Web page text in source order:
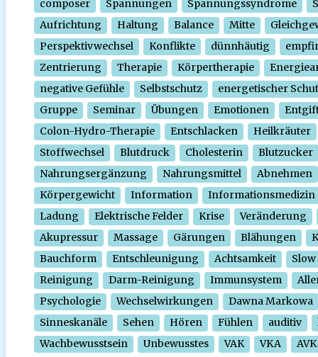
composer Spannungen Spannungssyndrome
Aufrichtung
Haltung Balance Mitte
Perspektivwechsel
Konflikte dünnhäutig
Zentrierung
Therapie Körpertherapie
negative Gefühle
Selbstschutz
energetischer
Gruppe
Seminar Übungen Emotionen
Colon-Hydro-Therapie
Entschlacken
Heilkräuter
Stoffwechsel
Blutdruck Cholesterin
Blutzucker
Nahrungsergänzung
Nahrungsmittel
Abnehmen
Körpergewicht
Information
Informationsmedizin
Ladung
Elektrische Felder Krise
Veränderung
Akupressur
Massage Gärungen Blähungen
Bauchform
Entschleunigung Achtsamkeit
Slow
Reinigung
Darm-Reinigung Immunsystem
Psychologie
Wechselwirkungen
Dawna Markowa
Sinneskanäle
Sehen Hören Fühlen auditiv
Wachbewusstsein
Unbewusstes VAK VKA
AVK